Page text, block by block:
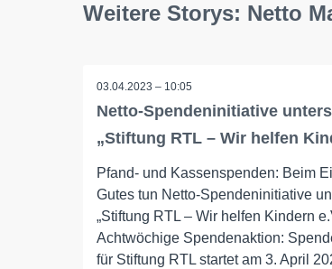
Weitere Storys: Netto
03.04.2023 – 10:05
Netto-Spendeninitiative
„Stiftung RTL – Wir helfen
Pfand- und Kassenspenden: Beim
Gutes tun Netto-Spendeninitiative
„Stiftung RTL – Wir helfen Kindern
Achtwöchige Spendenaktion:
für Stiftung RTL startet am 3. April